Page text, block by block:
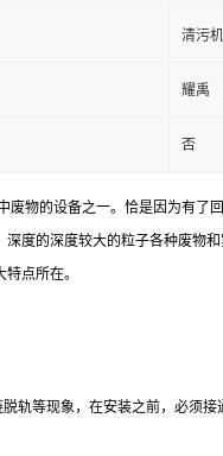
清污机
耀禹
否
废物的设备之一。恰是因为有了
度的深度较大的粒子各种废物和
点所在。
轨等现象，在安装之前，必须接